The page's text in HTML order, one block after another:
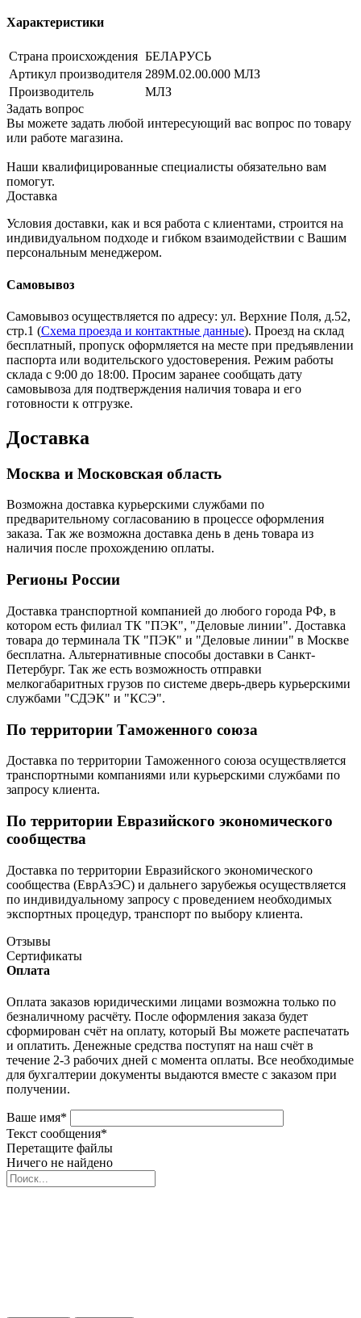
Характеристики
Страна происхождения БЕЛАРУСЬ
Артикул производителя 289М.02.00.000 МЛЗ
Производитель
МЛЗ
Задать вопрос
Вы можете задать любой интересующий вас вопрос по товару
или работе магазина.
Наши квалифицированные специалисты обязательно вам
помогут.
Доставка
Условия доставки, как и вся работа с клиентами, строится на
индивидуальном подходе и гибком взаимодействии с Вашим
персональным менеджером.
Самовывоз
Самовывоз осуществляется по адресу: ул. Верхние Поля, д.52,
стр.1 (Схема проезда и контактные данные). Проезд на склад
бесплатный, пропуск оформляется на месте при предъявлении
паспорта или водительского удостоверения. Режим работы
склада с 9:00 до 18:00. Просим заранее сообщать дату
самовывоза для подтверждения наличия товара и его
готовности к отгрузке.
Доставка
Москва и Московская область
Возможна доставка курьерскими службами по
предварительному согласованию в процессе оформления
заказа. Так же возможна доставка день в день товара из
наличия после прохождению оплаты.
Регионы России
Доставка транспортной компанией до любого города РФ, в
котором есть филиал ТК "ПЭК", "Деловые линии". Доставка
товара до терминала ТК "ПЭК" и "Деловые линии" в Москве
бесплатна. Альтернативные способы доставки в Санкт-
Петербург. Так же есть возможность отправки
мелкогабаритных грузов по системе дверь-дверь курьерскими
службами "СДЭК" и "КСЭ".
По территории Таможенного союза
Доставка по территории Таможенного союза осуществляется
транспортными компаниями или курьерскими службами по
запросу клиента.
По территории Евразийского экономического
сообщества
Доставка по территории Евразийского экономического
сообщества (ЕврАзЭС) и дальнего зарубежья осуществляется
по индивидуальному запросу с проведением необходимых
экспортных процедур, транспорт по выбору клиента.
Отзывы
Сертификаты
Оплата
Оплата заказов юридическими лицами возможна только по
безналичному расчёту. После оформления заказа будет
сформирован счёт на оплату, который Вы можете распечатать
и оплатить. Денежные средства поступят на наш счёт в
течение 2-3 рабочих дней с момента оплаты. Все необходимые
для бухгалтерии документы выдаются вместе с заказом при
получении.
Ваше имя*
Текст сообщения*
Перетащите файлы
Ничего не найдено